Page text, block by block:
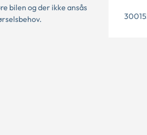
bilen og der ikke ansås